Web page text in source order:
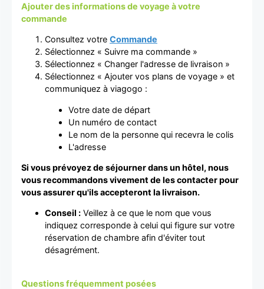
Ajouter des informations de voyage à votre
commande
Consultez votre Commande
Sélectionnez « Suivre ma commande »
Sélectionnez « Changer l'adresse de livraison »
Sélectionnez « Ajouter vos plans de voyage » et
communiquez à viagogo :
Votre date de départ
Un numéro de contact
Le nom de la personne qui recevra le colis
L'adresse
Si vous prévoyez de séjourner dans un hôtel, nous
vous recommandons vivement de les contacter pour
vous assurer qu'ils accepteront la livraison.
Conseil : Veillez à ce que le nom que vous
indiquez corresponde à celui qui figure sur votre
réservation de chambre afin d'éviter tout
désagrément.
Questions fréquemment posées